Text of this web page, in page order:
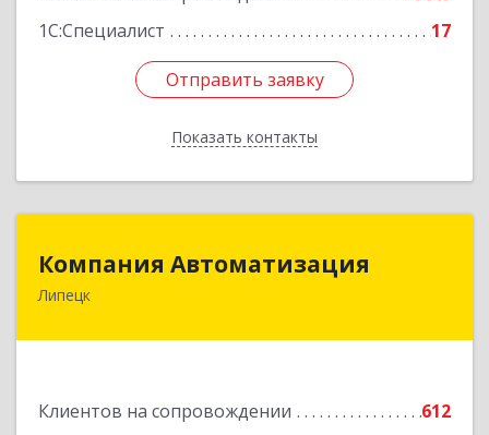
1С:Специалист
17
Отправить заявку
Показать контакты
Отправить заявку
Назад
Компания Автоматизация
Липецк
Клиентов на сопровождении
612
398001, Липецкая обл, Липецк г, Победы пл,